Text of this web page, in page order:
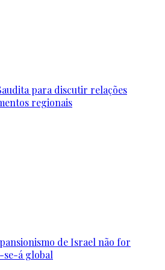
para discutir relações
regionais
de Israel não for
á global